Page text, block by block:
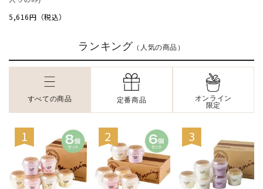
5,616円（税込）
ランキング （人気の商品）
すべての商品 定番商品
オンライン
限定